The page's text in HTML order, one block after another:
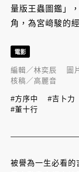
量版王蟲圖鑑」
角，為宮﨑駿的
被譽為一生必看的
電影
編輯／林奕辰 圖
核稿／高麗音
#方序中 #吉卜力
#董十行